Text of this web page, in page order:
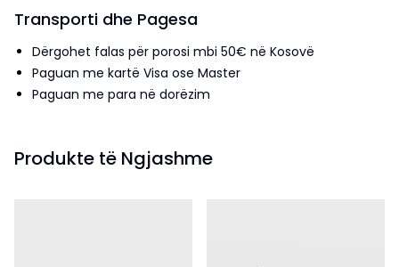
Transporti dhe Pagesa
Dërgohet falas për porosi mbi 50€ në Kosovë
Paguan me kartë Visa ose Master
Paguan me para në dorëzim
Produkte të Ngjashme